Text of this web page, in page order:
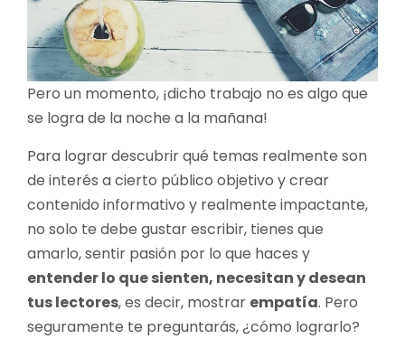
Pero un momento, ¡dicho trabajo no es algo que
se logra de la noche a la mañana!
Para lograr descubrir qué temas realmente son
de interés a cierto público objetivo y crear
contenido informativo y realmente impactante,
no solo te debe gustar escribir, tienes que
amarlo, sentir pasión por lo que haces y
entender lo que sienten, necesitan y desean
tus lectores, es decir, mostrar empatía. Pero
seguramente te preguntarás, ¿cómo lograrlo?